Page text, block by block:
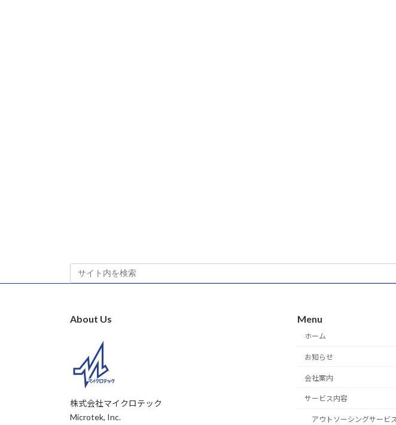
About Us
株式会社マイクロテック
Microtek, Inc.
Menu
ホーム
お知らせ
会社案内
サービス内容
アウトソーシングサービ